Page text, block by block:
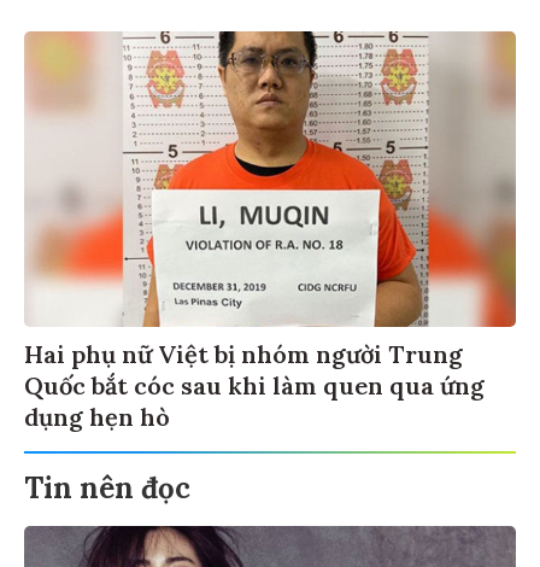
Hai phụ nữ Việt bị nhóm người Trung
Quốc bắt cóc sau khi làm quen qua ứng
dụng hẹn hò
Tin nên đọc